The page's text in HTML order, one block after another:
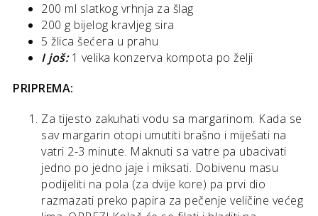
200 ml slatkog vrhnja za šlag
200 g bijelog kravljeg sira
5 žlica šećera u prahu
I još:1 velika konzerva kompota po želji
PRIPREMA:
Za tijesto zakuhati vodu sa margarinom. Kada se
sav margarin otopi umutiti brašno i miješati na
vatri 2-3 minute. Maknuti sa vatre pa ubacivati
jedno po jedno jaje i miksati. Dobivenu masu
podijeliti na pola (za dvije kore) pa prvi dio
razmazati preko papira za pečenje veličine većeg